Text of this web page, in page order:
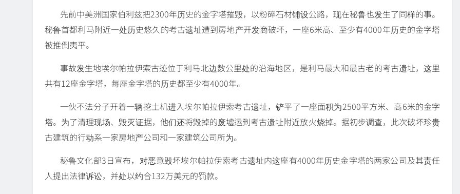
先前中美洲国家伯利兹把2300年历史的金字塔摧毁，以粉碎石材铺设公路，现在秘鲁也发生了同样的事。
秘鲁首都利马附近一处历史悠久的考古遗址遭到房地产开发商破坏，一座6米高、至少有4000年历史的金字塔
被推倒夷平。
事故发生地埃尔帕拉伊索古迹位于利马北边数公里处的沿海地区，是利马最大和最古老的考古遗址，这里
共有12座金字塔，每座金字塔的历史都至少有4000年。
一伙不法分子开着一辆挖土机进入埃尔帕拉伊索考古遗址，铲平了一座面积为2500平方米、高6米的金字
塔。为了清理现场、毁灭证据，他们还将毁掉的废墟运到考古遗址附近放火烧掉。据初步调查，此次破坏珍贵
古建筑的行动系一家房地产公司和一家建筑公司所为。
秘鲁文化部3日宣布，对恶意毁坏埃尔帕拉伊索考古遗址内这座有4000年历史金字塔的两家公司及其责任
人提出法律诉讼，并处以约合132万美元的罚款。